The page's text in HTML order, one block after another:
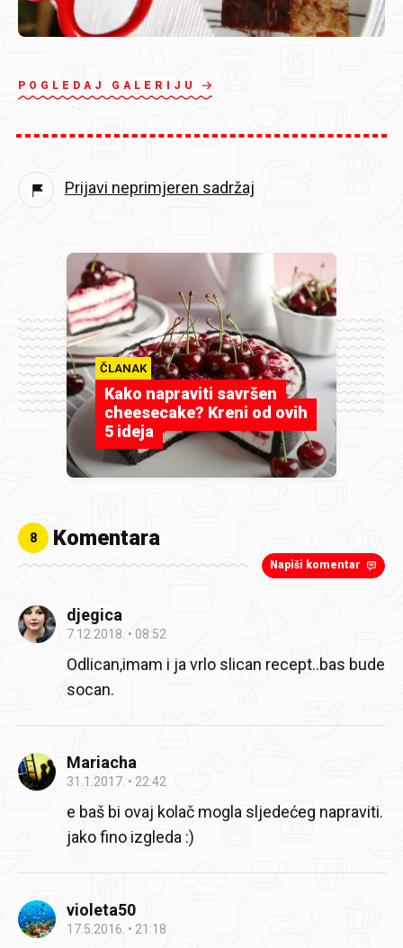
POGLEDAJ GALERIJU
Prijavi neprimjeren sadržaj
ČLANAK
Kako napraviti savršen
cheesecake? Kreni od ovih
5 ideja
8 Komentara
Napiši komentar
djegica
7.12.2018. 08:52
Odlican,imam i ja vrlo slican recept..bas bude
socan.
Mariacha
31.1.2017. 22:42
e baš bi ovaj kolač mogla sljedećeg napraviti.
jako fino izgleda :)
violeta50
17.5.2016. 21:18